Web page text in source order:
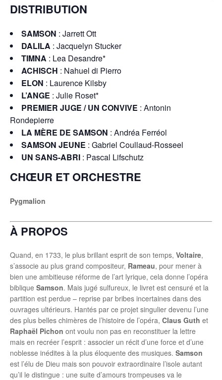
DISTRIBUTION
SAMSON : Jarrett Ott
DALILA : Jacquelyn Stucker
TIMNA : Lea Desandre*
ACHISCH : Nahuel di Pierro
ELON : Laurence Kilsby
L’ANGE : Julie Roset*
PREMIER JUGE / UN CONVIVE : Antonin
Rondepierre
LA MÈRE DE SAMSON : Andréa Ferréol
SAMSON JEUNE : Gabriel Coullaud-Rosseel
UN SANS-ABRI : Pascal Lifschutz
CHŒUR ET ORCHESTRE
Pygmalion
À PROPOS
Quand, en 1733, le plus brillant esprit de son temps, Voltaire,
s’associe au plus grand compositeur, Rameau, pour mener à
bien une ambitieuse réforme de l’art lyrique, cela donne l’opéra
biblique Samson. Mais jugé sulfureux, le livret est censuré et la
partition est perdue – reprise par bribes incertaines dans des
ouvrages ultérieurs. Hantés par ce projet singulier devenu l’une
des plus belles chimères de l’histoire de l’opéra, Claus Guth et
Raphaël Pichon ont voulu non pas en reconstituer la lettre
mais en recréer l’esprit : associer un récit d’une force et d’une
noblesse inédites à la plus éloquente des musiques. Samson
est l’élu de Dieu mais son pouvoir extraordinaire l’isole autant
qu’il le distingue : une suite d’amours trompeuses va le